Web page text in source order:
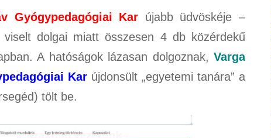
Gyógypedagógiai Kar újabb üdvöskéje –
dolgai miatt összesen 4 db közérdekű
A hatóságok lázasan dolgoznak, Varga
Kar újdonsült „egyetemi tanára” a
tölt be.